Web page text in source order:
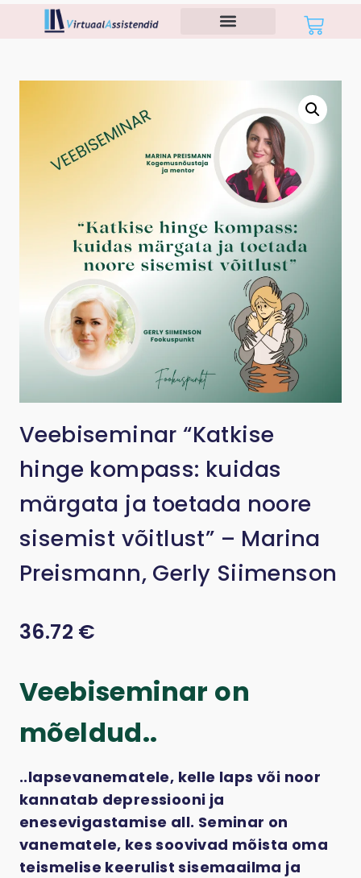
Veebiseminar “Katkise
hinge kompass: kuidas
märgata ja toetada noore
sisemist võitlust” – Marina
Preismann, Gerly Siimenson
36.72 €
Veebiseminar on
mõeldud..
..lapsevanematele, kelle laps või noor
kannatab depressiooni ja
enesevigastamise all. Seminar on
vanematele, kes soovivad mõista oma
teismelise keerulist sisemaailma ja